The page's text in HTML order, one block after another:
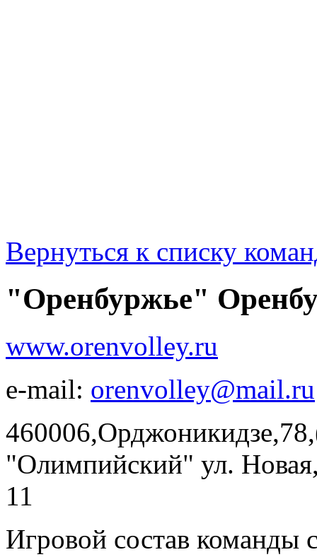
Вернуться к списку
"Оренбуржье"
www.orenvolley.ru
e-mail: orenvolley@mail.ru
"Олимпийский" ул.
11
Игровой состав команды